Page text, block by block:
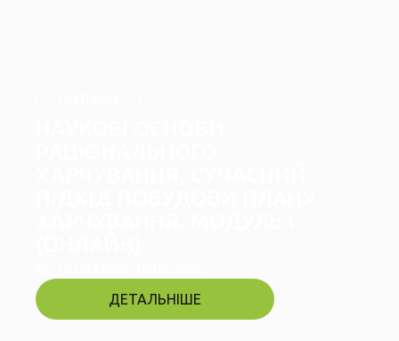
ДЕТАЛЬНІШЕ